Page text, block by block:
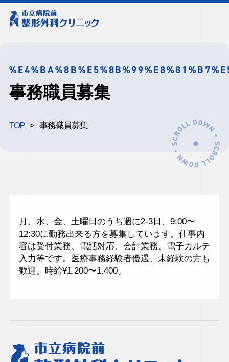
事務職員募集
TOP 事務職員募集
月、水、金、土曜日のうち週に2-3日、9:00〜
12:30に勤務出来る方を募集しています。仕事内
容は受付業務、電話対応、会計業務、電子カルテ
入力等です。医療事務経験者優遇、未経験の方も
歓迎。時給¥1.200〜1.400。